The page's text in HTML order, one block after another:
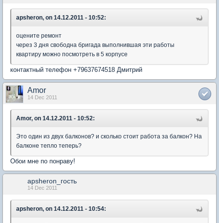
apsheron, on 14.12.2011 - 10:52:
оцените ремонт
через 3 дня свободна бригада выполнившая эти работы
квартиру можно посмотреть в 5 корпусе
контактный телефон +79637674518 Дмитрий
Amor
14 Dec 2011
Amor, on 14.12.2011 - 10:52:
Это один из двух балконов? и сколько стоит работа за балкон? На
балконе тепло теперь?
Обои мне по понраву!
apsheron_гость
14 Dec 2011
apsheron, on 14.12.2011 - 10:54: